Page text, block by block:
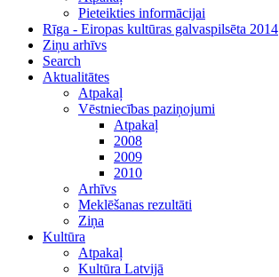
Pieteikties informācijai
Rīga - Eiropas kultūras galvaspilsēta 2014
Ziņu arhīvs
Search
Aktualitātes
Atpakaļ
Vēstniecības paziņojumi
Atpakaļ
2008
2009
2010
Arhīvs
Meklēšanas rezultāti
Ziņa
Kultūra
Atpakaļ
Kultūra Latvijā